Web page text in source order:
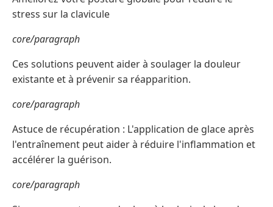
stress sur la clavicule
core/paragraph
Ces solutions peuvent aider à soulager la douleur
existante et à prévenir sa réapparition.
core/paragraph
Astuce de récupération : L'application de glace après
l'entraînement peut aider à réduire l'inflammation et
accélérer la guérison.
core/paragraph